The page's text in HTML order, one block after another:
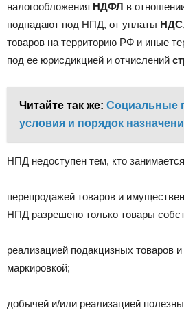
налогообложения НДФЛ в
подпадают под НПД, от уплаты НДС
товаров на территорию РФ и иные
под ее юрисдикцией и отчислений
Читайте так же: Социальные
условия и порядок
НПД недоступен тем, кто
перепродажей товаров и
НПД разрешено только товары
реализацией подакцизных товаров
маркировкой;
добычей и/или реализацией